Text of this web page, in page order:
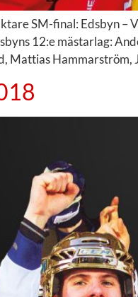
SM-final: Edsbyn –
12:e mästarlag:
Mattias Hammarström,